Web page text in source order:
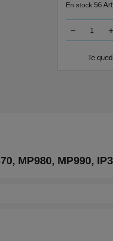
En stock 56
Te
MP980, MP990,